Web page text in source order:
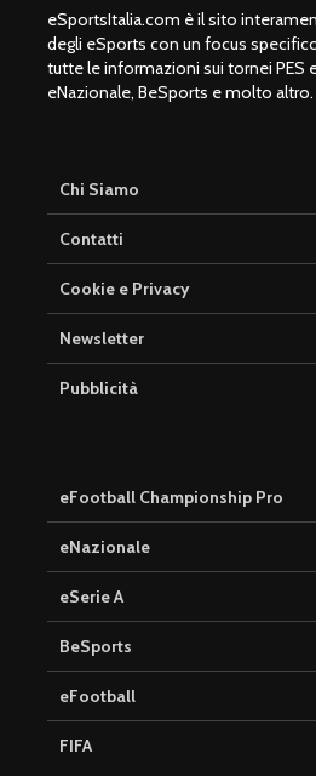
eSportsItalia.com è il sito
degli eSports con un focus
tutte le informazioni sui tornei PES e
eNazionale, BeSports e molto altro.
Chi Siamo
Contatti
Cookie e Privacy
Newsletter
Pubblicità
eFootball Championship Pro
eNazionale
eSerie A
BeSports
eFootball
FIFA